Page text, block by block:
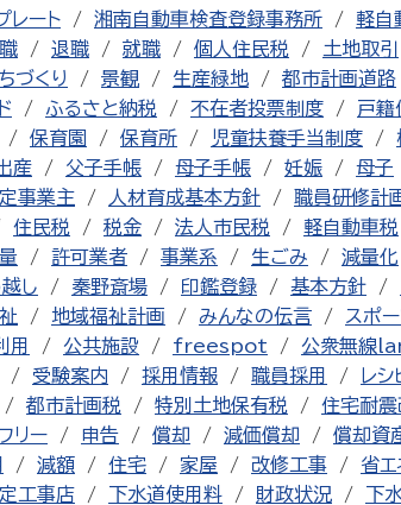
レート 湘南自動車検査登録事務所 軽自
退職 就職 個人住民税 土地取引
づくり 景観 生産緑地 都市計画道路
ふるさと納税 不在者投票制度 戸籍
保育園 保育所 児童扶養手当制度
産 父子手帳 母子手帳 妊娠 母子
事業主 人材育成基本方針 職員研修計
住民税 税金 法人市民税 軽自動車税
許可業者 事業系 生ごみ 減量化
し 秦野斎場 印鑑登録 基本方針
地域福祉計画 みんなの伝言 スポ
用 公共施設 freespot 公衆無線
受験案内 採用情報 職員採用 レシ
都市計画税 特別土地保有税 住宅耐震
リー 申告 償却 減価償却 償却資
減額 住宅 家屋 改修工事 省エ
工事店 下水道使用料 財政状況 下